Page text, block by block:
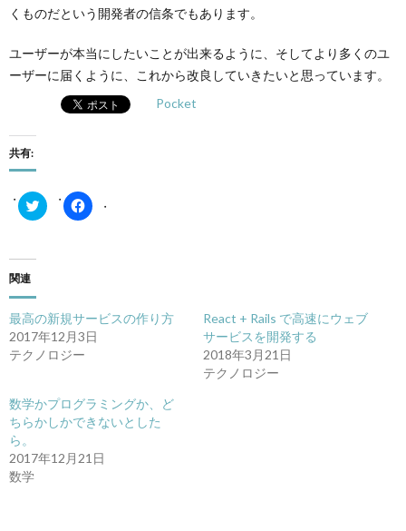
くものだという開発者の信条でもあります。
ユーザーが本当にしたいことが出来るように、そしてより多くのユ
ーザーに届くように、これから改良していきたいと思っています。
Pocket
共有:
ク
リ
有
(新
し
い
ウ
ウ
で
開
ま
す)
Facebook
で
ッ
ク
し
い
(新
し
ウ
ィ
関連
最高の新規サービスの作り方
2017年12月3日
テクノロジー
React + Rails で高速にウェブ
サービスを開発する
2018年3月21日
テクノロジー
数学かプログラミングか、ど
ちらかしかできないとした
ら。
2017年12月21日
数学